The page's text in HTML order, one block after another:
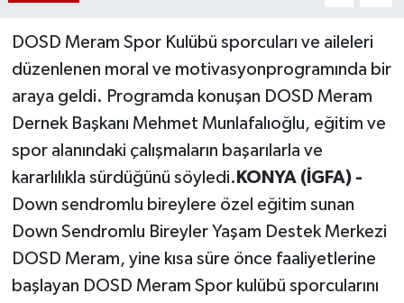
DOSD Meram Spor Kulübü sporcuları ve aileleri
düzenlenen moral ve motivasyonprogramında bir
araya geldi. Programda konuşan DOSD Meram
Dernek Başkanı Mehmet Munlafalıoğlu, eğitim ve
spor alanındaki çalışmaların başarılarla ve
kararlılıkla sürdüğünü söyledi. KONYA (İGFA) -
Down sendromlu bireylere özel eğitim sunan
Down Sendromlu Bireyler Yaşam Destek Merkezi
DOSD Meram, yine kısa süre önce faaliyetlerine
başlayan DOSD Meram Spor kulübü sporcularını